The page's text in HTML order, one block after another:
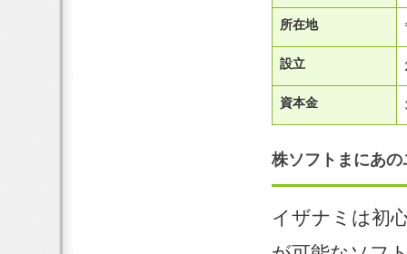
所在地
設立
資本金
株ソフトまにあ
イザナミは初